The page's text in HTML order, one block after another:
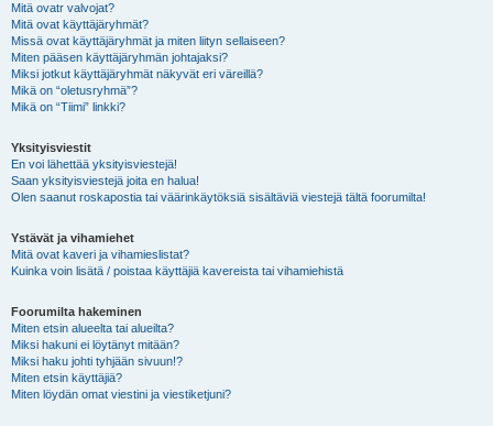
Mitä ovatr valvojat?
Mitä ovat käyttäjäryhmät?
Missä ovat käyttäjäryhmät ja miten liityn sellaiseen?
Miten pääsen käyttäjäryhmän johtajaksi?
Miksi jotkut käyttäjäryhmät näkyvät eri väreillä?
Mikä on “oletusryhmä”?
Mikä on “Tiimi” linkki?
Yksityisviestit
En voi lähettää yksityisviestejä!
Saan yksityisviestejä joita en halua!
Olen saanut roskapostia tai väärinkäytöksiä sisältäviä viestejä tältä foorumilta!
Ystävät ja vihamiehet
Mitä ovat kaveri ja vihamieslistat?
Kuinka voin lisätä / poistaa käyttäjiä kavereista tai vihamiehistä
Foorumilta hakeminen
Miten etsin alueelta tai alueilta?
Miksi hakuni ei löytänyt mitään?
Miksi haku johti tyhjään sivuun!?
Miten etsin käyttäjiä?
Miten löydän omat viestini ja viestiketjuni?